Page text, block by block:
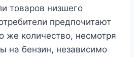
товаров низшего
предпочитают
же количество, несмотря
на бензин, независимо